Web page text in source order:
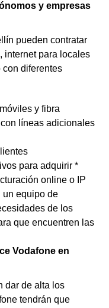
y empresas
pueden contratar
internet para locales
con diferentes
y fibra
líneas adicionales
para adquirir *
online o IP
un equipo de
de los
que encuentren las
Vodafone en
dar de alta los
tendrán que